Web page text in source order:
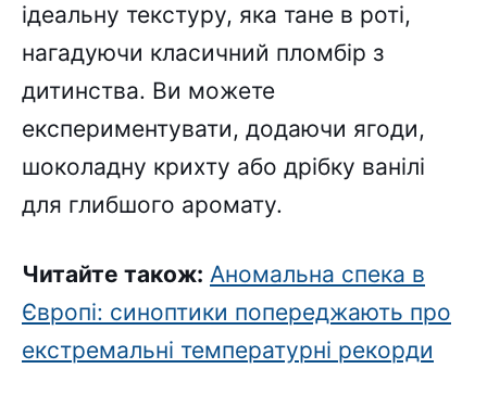
ідеальну текстуру, яка тане в роті,
нагадуючи класичний пломбір з
дитинства. Ви можете
експериментувати, додаючи ягоди,
шоколадну крихту або дрібку ванілі
для глибшого аромату.
Читайте також: Аномальна спека в
Європі: синоптики попереджають про
екстремальні температурні рекорди